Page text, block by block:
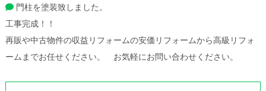
門柱を塗装致しました。
工事完成！！
再販や中古物件の収益リフォームの安価リフォームから高級リフォ
ームまでお任せください。 お気軽にお問い合わせください。